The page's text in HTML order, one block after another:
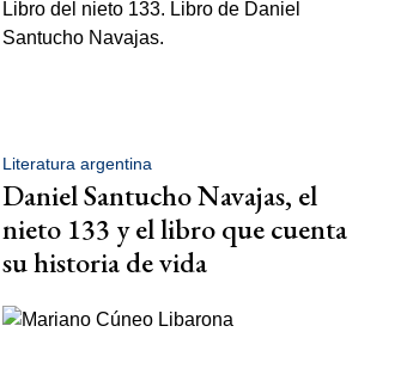
Literatura argentina
Daniel Santucho Navajas, el
nieto 133 y el libro que cuenta
su historia de vida